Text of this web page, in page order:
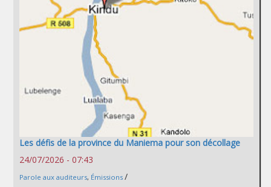
Les défis de la province du Maniema pour son décollage
24/07/2026 - 07:43
Parole aux auditeurs, Émissions /